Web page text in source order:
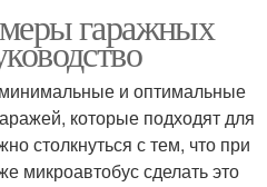
гаражных
и оптимальные
которые подходят для
столкнуться с тем, что при
микроавтобус сделать это